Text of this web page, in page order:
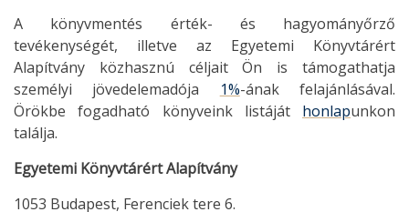
A könyvmentés érték- és hagyományőrző
tevékenységét, illetve az Egyetemi Könyvtárért
Alapítvány közhasznú céljait Ön is támogathatja
személyi jövedelemadója
1%-ának felajánlásával.
Örökbe fogadható könyveink listáját honlapunkon
találja.
Egyetemi Könyvtárért Alapítvány
1053 Budapest, Ferenciek tere 6.